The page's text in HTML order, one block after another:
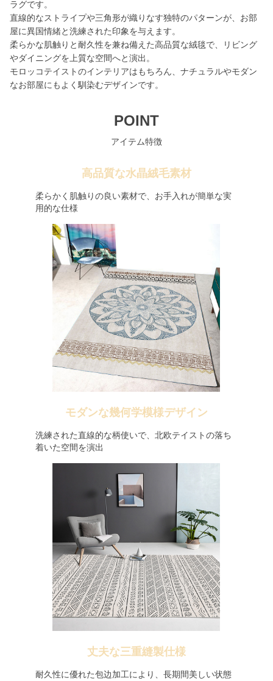
ラグです。
直線的なストライプや三角形が織りなす独特のパターンが、お部
屋に異国情緒と洗練された印象を与えます。
柔らかな肌触りと耐久性を兼ね備えた高品質な絨毯で、リビング
やダイニングを上質な空間へと演出。
モロッコテイストのインテリアはもちろん、ナチュラルやモダン
なお部屋にもよく馴染むデザインです。
POINT
アイテム特徴
高品質な水晶絨毛素材
柔らかく肌触りの良い素材で、お手入れが簡単な実
用的な仕様
モダンな幾何学模様デザイン
洗練された直線的な柄使いで、北欧テイストの落ち
着いた空間を演出
丈夫な三重縫製仕様
耐久性に優れた包边加工により、長期間美しい状態